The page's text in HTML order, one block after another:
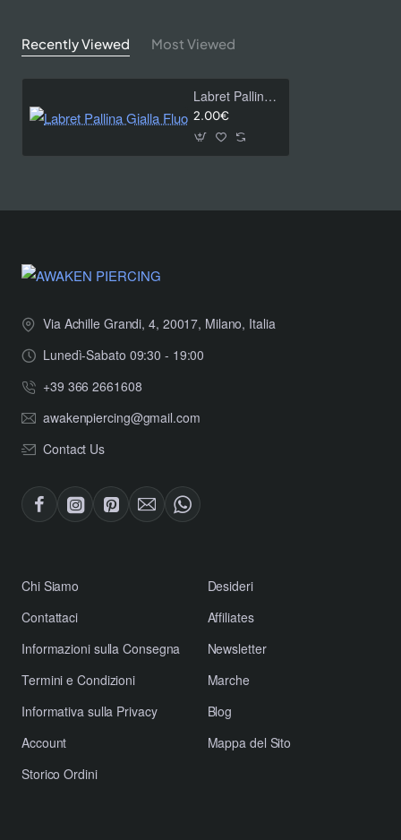
Recently Viewed Most Viewed
Labret Pallina Gialla Fluo
2.00€
Via Achille Grandi, 4, 20017, Milano, Italia
Lunedì-Sabato 09:30 - 19:00
+39 366 2661608
awakenpiercing@gmail.com
Contact Us
​Chi Siamo
Contattaci
​Informazioni sulla Consegna
​Termini e Condizioni
​Informativa sulla Privacy
Account
Storico Ordini
Desideri
Affiliates
Newsletter
Marche
Blog
Mappa del Sito